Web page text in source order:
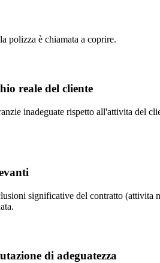
polizza è chiamata a coprire.
reale del cliente
inadeguate rispetto all'attivita del
significative del contratto
di adeguatezza